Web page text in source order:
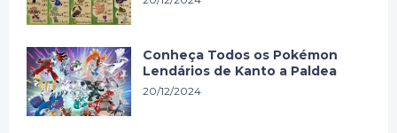
Conheça Todos os Pokémon
Lendários de Kanto a Paldea
20/12/2024